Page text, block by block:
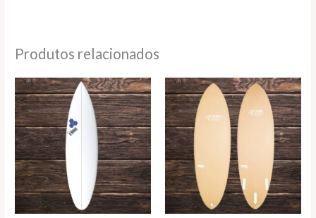
Produtos relacionados